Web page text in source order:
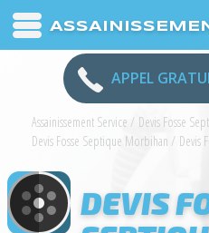
APPEL
Assainissement Service / Devis Fosse
Devis Fosse Septique Morbihan / Devis
DEVIS